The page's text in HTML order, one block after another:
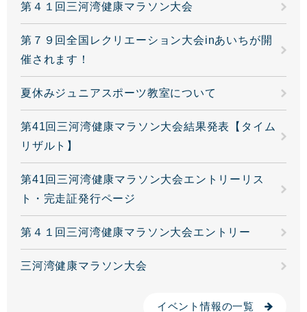
第４１回三河湾健康マラソン大会
第７９回全国レクリエーション大会inあいちが開
催されます！
夏休みジュニアスポーツ教室について
第41回三河湾健康マラソン大会結果発表【タイム
リザルト】
第41回三河湾健康マラソン大会エントリーリス
ト・完走証発行ページ
第４１回三河湾健康マラソン大会エントリー
三河湾健康マラソン大会
イベント情報の一覧